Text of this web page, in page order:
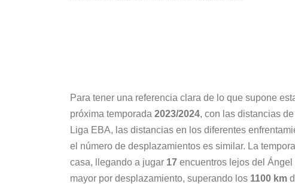
Para tener una referencia clara de lo que supone
próxima temporada 2023/2024, con las distancias
Liga EBA, las distancias en los diferentes
el número de desplazamientos es similar. La
casa, llegando a jugar 17 encuentros lejos del
mayor por desplazamiento, superando los 1100 km